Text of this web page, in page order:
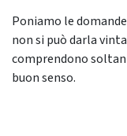
Poniamo le
non si può darla
comprendono
buon senso.